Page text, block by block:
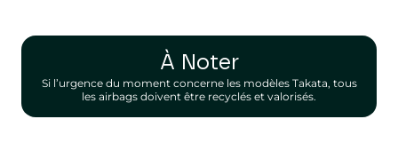
À Noter
Si l’urgence du moment concerne les modèles Takata, tous
les airbags doivent être recyclés et valorisés.